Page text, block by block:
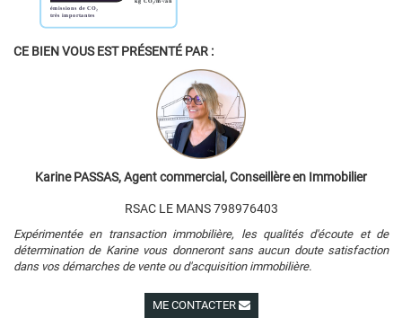
CE BIEN VOUS EST PRÉSENTÉ PAR :
Karine PASSAS, Agent commercial, Conseillère en Immobilier
RSAC LE MANS 798976403
Expérimentée en transaction immobilière, les qualités d'écoute et de
détermination de Karine vous donneront sans aucun doute satisfaction
dans vos démarches de vente ou d'acquisition immobilière.
ME CONTACTER